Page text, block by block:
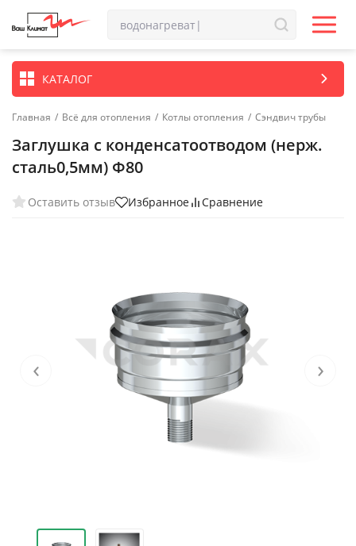
КАТАЛОГ
Главная / Всё для отопления / Котлы отопления / Сэндвич трубы
Заглушка с конденсатоотводом (нерж.
сталь0,5мм) Ф80
Оставить отзыв Избранное Сравнение
‹ ›